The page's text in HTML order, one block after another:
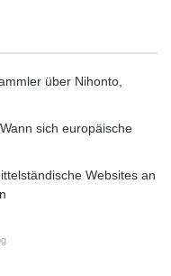
Anstieg der
gegenüber dem
aktuell im
produzierte
Japan vom Band
Europa auf, und
über Nihonto,
sich europäische
Websites an